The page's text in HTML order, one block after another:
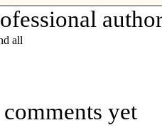
all
yet